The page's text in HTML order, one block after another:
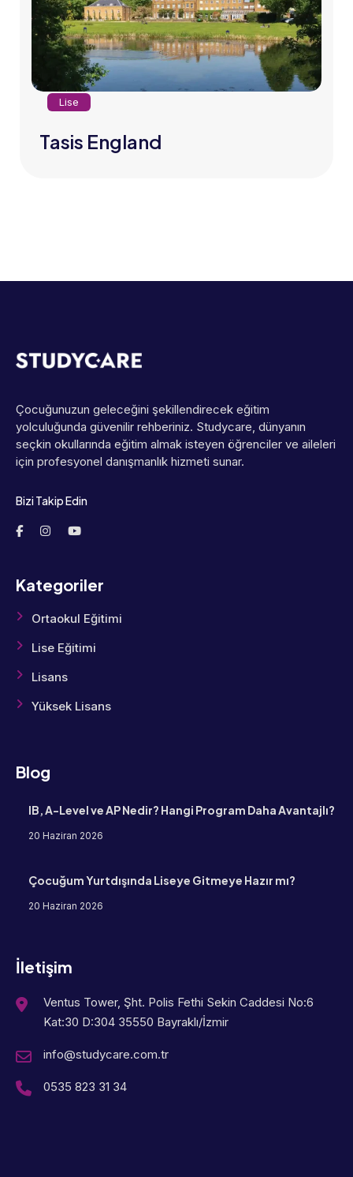
Lise
Tasis England
Çocuğunuzun geleceğini şekillendirecek eğitim
yolculuğunda güvenilir rehberiniz. Studycare, dünyanın
seçkin okullarında eğitim almak isteyen öğrenciler ve aileleri
için profesyonel danışmanlık hizmeti sunar.
Bizi Takip Edin
Kategoriler
Ortaokul Eğitimi
Lise Eğitimi
Lisans
Yüksek Lisans
Blog
IB, A-Level ve AP Nedir? Hangi Program Daha Avantajlı?
20 Haziran 2026
Çocuğum Yurtdışında Liseye Gitmeye Hazır mı?
20 Haziran 2026
İletişim
Ventus Tower, Şht. Polis Fethi Sekin Caddesi No:6
Kat:30 D:304 35550 Bayraklı/İzmir
info@studycare.com.tr
0535 823 31 34